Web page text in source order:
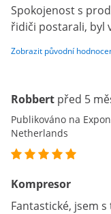
Spokojenost s
řidiči postarali, byl
Zobrazit původní
Robbert před 5
Publikováno na
Netherlands
Kompresor
Fantastické, jsem